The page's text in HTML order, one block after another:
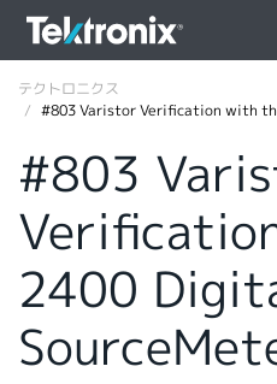
ENGLISH
FRANÇAIS
テクトロニクス
#803 Varistor Verification with
#803
2400